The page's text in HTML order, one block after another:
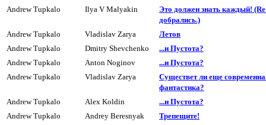
Andrew Tupkalo
Ilya V Malyakin
Это должен знать каждый!
добpались.)
Andrew Tupkalo
Vladislav Zarya
Летов
Andrew Tupkalo
Dmitry Shevchenko
...и Пyстота?
Andrew Tupkalo
Anton Noginov
...и Пyстота?
Andrew Tupkalo
Vladislav Zarya
Существет ли еще
фантастика?
Andrew Tupkalo
Alex Koldin
...и Пyстота?
Andrew Tupkalo
Andrey Beresnyak
Трепещите!